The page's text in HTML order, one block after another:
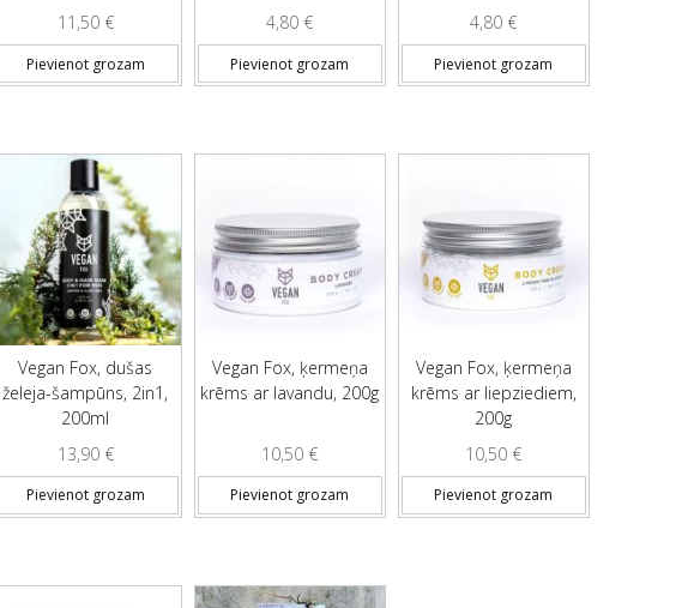
11,50 €
Pievienot grozam
4,80 €
Pievienot grozam
4,80 €
Pievienot grozam
Vegan Fox, dušas
želeja-šampūns, 2in1,
200ml
13,90 €
Pievienot grozam
Vegan Fox, ķermeņa
krēms ar lavandu, 200g
10,50 €
Pievienot grozam
Vegan Fox, ķermeņa
krēms ar liepziediem,
200g
10,50 €
Pievienot grozam